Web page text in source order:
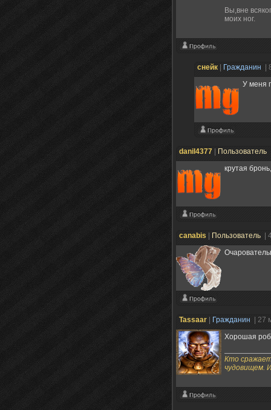
Вы,вне
моих ног.
снейк Гражданин
|
У меня
danil4377 Пользователь
крутая
canabis Пользователь
|
Tassaаr Гражданин
| 27
Хорошая
Кто
чудовищем.